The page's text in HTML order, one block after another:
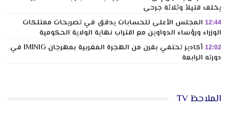
يخلف قتيلاً وثلاثة جرحى
12:44 المجلس الأعلى للحسابات يدقق في تصريحات ممتلكات
الوزراء ورؤساء الدواوين مع اقتراب نهاية الولاية الحكومية
12:02
أكادير تحتفي بقرن من الهجرة المغربية بمهرجان IMINIG في
دورته الرابعة
الملاحظ TV